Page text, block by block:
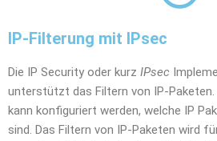
IP-Filterung mit IPsec
Die IP Security oder kurz IPsec
unterstützt das Filtern von IP-Paketen.
kann konfiguriert werden, welche IP
sind. Das Filtern von IP-Paketen wird